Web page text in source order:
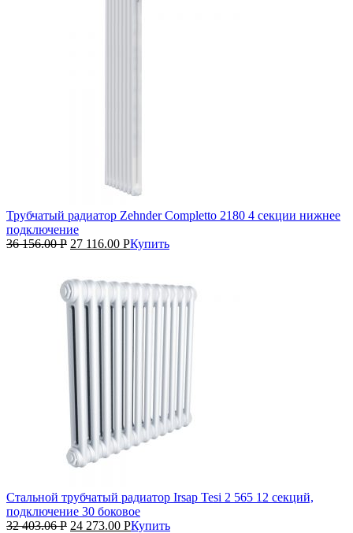
Трубчатый радиатор Zehnder Completto 2180 4 секции нижнее
подключение
36 156.00Р 27 116.00 РКупить
Стальной трубчатый радиатор Irsap Tesi 2 565 12 секций,
подключение 30 боковое
32 403.06Р 24 273.00 РКупить